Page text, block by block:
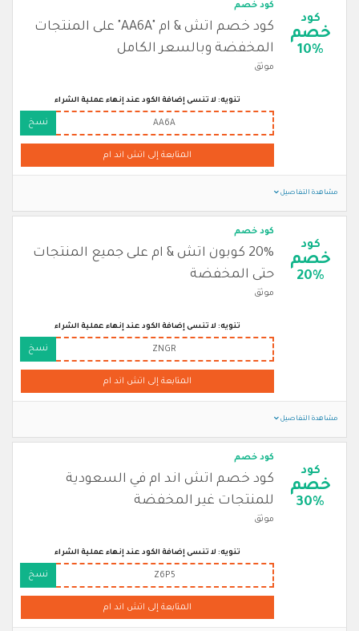
كود
خصم
10%
كود خصم
كود خصم اتش & ام "AA6A" على المنتجات
المخفضة وبالسعر الكامل
موثق
تنويه: لا تنسى إضافة الكود عند إنهاء عملية الشراء
AA6A نسخ
المتابعة إلى اتش اند ام
مشاهدة التفاصيل
كود
خصم
20%
كود خصم
20% كوبون اتش & ام على جميع المنتجات
حتى المخفضة
موثق
تنويه: لا تنسى إضافة الكود عند إنهاء عملية الشراء
ZNGR نسخ
المتابعة إلى اتش اند ام
مشاهدة التفاصيل
كود
خصم
30%
كود خصم
كود خصم اتش اند ام في السعودية
للمنتجات غير المخفضة
موثق
تنويه: لا تنسى إضافة الكود عند إنهاء عملية الشراء
Z6P5 نسخ
المتابعة إلى اتش اند ام